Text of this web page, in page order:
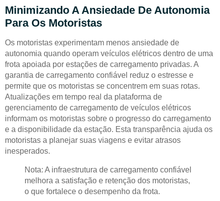
Minimizando A Ansiedade De Autonomia
Para Os Motoristas
Os motoristas experimentam menos ansiedade de
autonomia quando operam veículos elétricos dentro de uma
frota apoiada por estações de carregamento privadas. A
garantia de carregamento confiável reduz o estresse e
permite que os motoristas se concentrem em suas rotas.
Atualizações em tempo real da plataforma de
gerenciamento de carregamento de veículos elétricos
informam os motoristas sobre o progresso do carregamento
e a disponibilidade da estação. Esta transparência ajuda os
motoristas a planejar suas viagens e evitar atrasos
inesperados.
Nota: A infraestrutura de carregamento confiável
melhora a satisfação e retenção dos motoristas,
o que fortalece o desempenho da frota.